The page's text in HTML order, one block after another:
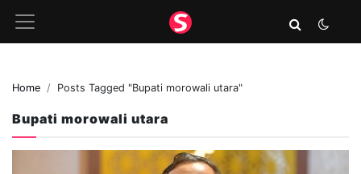
Home Posts Tagged "Bupati morowali utara"
Bupati morowali utara